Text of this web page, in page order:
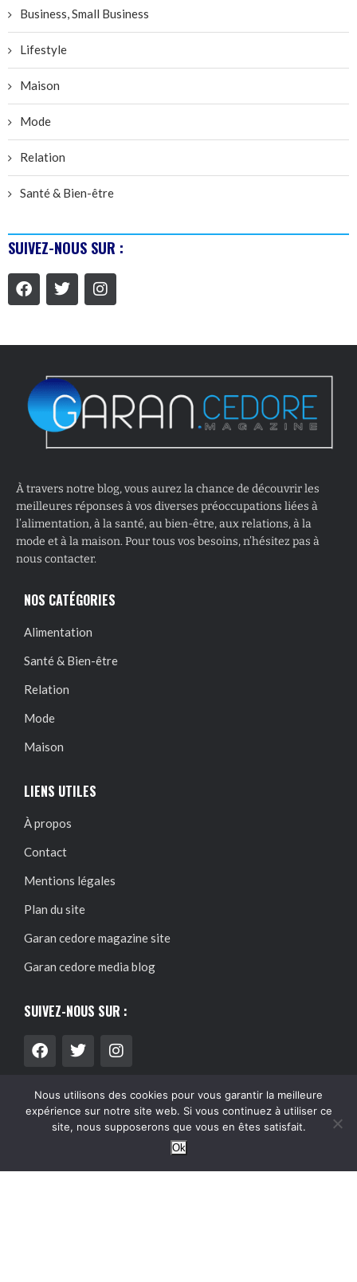
Business, Small Business
Lifestyle
Maison
Mode
Relation
Santé & Bien-être
SUIVEZ-NOUS SUR :
À travers notre blog, vous aurez la chance de découvrir les
meilleures réponses à vos diverses préoccupations liées à
l’alimentation, à la santé, au bien-être, aux relations, à la
mode et à la maison. Pour tous vos besoins, n’hésitez pas à
nous contacter.
NOS CATÉGORIES
Alimentation
Santé & Bien-être
Relation
Mode
Maison
LIENS UTILES
À propos
Contact
Mentions légales
Plan du site
Garan cedore magazine site
Garan cedore media blog
SUIVEZ-NOUS SUR :
@2024 – Tous droits réservés. Garan Cedore Magazine
Garan cedore magazine site : guide pratique, accès et
Nous utilisons des cookies pour vous garantir la meilleure
expérience sur notre site web. Si vous continuez à utiliser ce
site, nous supposerons que vous en êtes satisfait.
Ok